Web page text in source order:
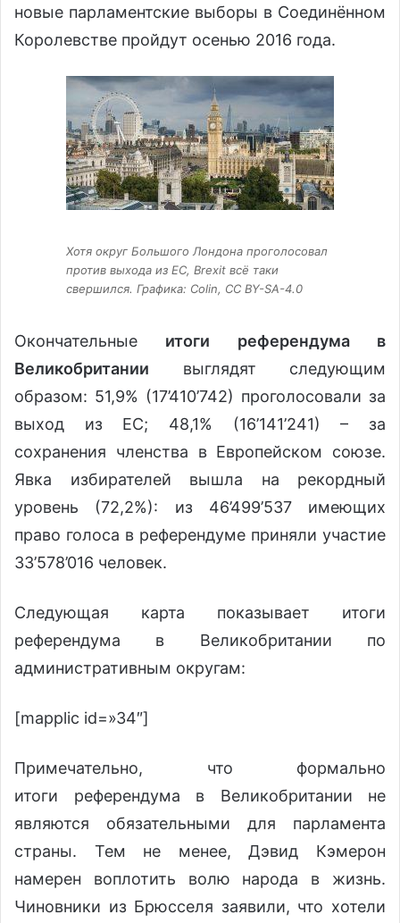
новые парламентские выборы в Соединённом
Королевстве пройдут осенью 2016 года.
Хотя округ Большого Лондона проголосовал
против выхода из ЕС, Brexit всё таки
свершился. Графика: Colin, CC BY-SA-4.0
Окончательные итоги референдума в
Великобритании выглядят следующим
образом: 51,9% (17’410’742) проголосовали за
выход из ЕС; 48,1% (16’141’241) – за
сохранения членства в Европейском союзе.
Явка избирателей вышла на рекордный
уровень (72,2%): из 46’499’537 имеющих
право голоса в референдуме приняли участие
33’578’016 человек.
Следующая карта показывает итоги
референдума в Великобритании по
административным округам:
[mapplic id=»34″]
Примечательно, что формально
итоги референдума в Великобритании не
являются обязательными для парламента
страны. Тем не менее, Дэвид Кэмерон
намерен воплотить волю народа в жизнь.
Чиновники из Брюсселя заявили, что хотели